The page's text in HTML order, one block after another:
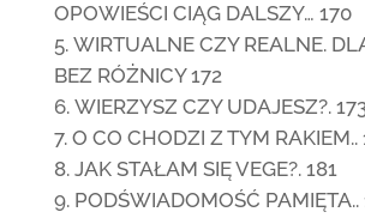
OPOWIEŚCI CIĄG DALSZY… 170
WIRTUALNE CZY REALNE.
BEZ RÓŻNICY 172
WIERZYSZ CZY UDAJESZ?.
O CO CHODZI Z TYM RAKIEM..
JAK STAŁAM SIĘ VEGE?. 181
PODŚWIADOMOŚĆ PAMIĘTA..